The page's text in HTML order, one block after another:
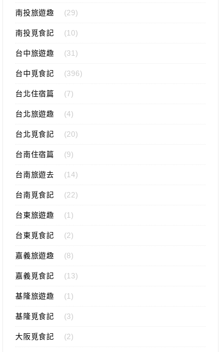
南投旅遊趣 (29)
南投覓食記 (10)
台中旅遊趣 (31)
台中覓食記 (396)
台北住宿篇 (7)
台北旅遊趣 (4)
台北覓食記 (20)
台南住宿篇 (9)
台南旅遊去 (14)
台南覓食記 (22)
台東旅遊趣 (1)
台東覓食記 (2)
嘉義旅遊趣 (8)
嘉義覓食記 (13)
基隆旅遊趣 (1)
基隆覓食記 (3)
大阪覓食記 (2)